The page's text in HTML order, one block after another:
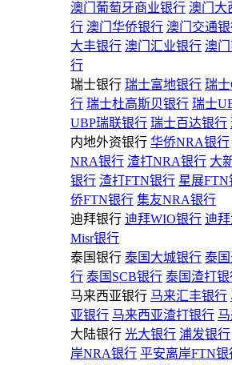
澳门葡萄牙商业银行 澳门大
行 澳门华侨银行 澳门交通
大丰银行 澳门汇业银行 澳
行
瑞士银行 瑞士富地银行 瑞
行 瑞士杜高斯贝银行 瑞士
UBP瑞联银行 瑞士百达银行
内地外资银行 华侨NRA银行
NRA银行 渣打NRA银行 大
银行 渣打FTN银行 星展FTN
侨FTN银行 集友NRA银行
迪拜银行 迪拜WIO银行 迪
Misr银行
泰国银行 泰国大城银行 泰
行 泰国SCB银行 泰国渣打银
马来西亚银行 马来汇丰银行
亚银行 马来西亚渣打银行
大陆银行 光大银行 浦发银行
岸NRA银行 平安离岸FTN银